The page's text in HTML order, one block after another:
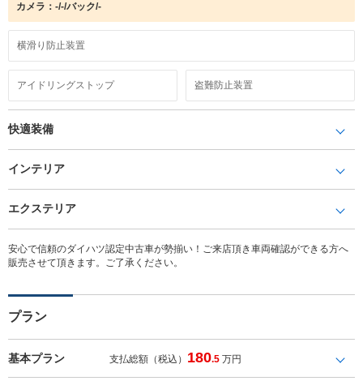
カメラ：-/-/バック/-
横滑り防止装置
アイドリングストップ 盗難防止装置
快適装備
インテリア
エクステリア
安心で信頼のダイハツ認定中古車が勢揃い！ご来店頂き車両確認ができる方へ
販売させて頂きます。ご了承ください。
プラン
基本プラン 支払総額（税込） 180.5 万円